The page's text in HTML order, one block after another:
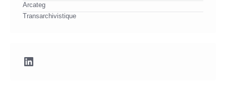
Arcateg
Transarchivistique
LinkedIn